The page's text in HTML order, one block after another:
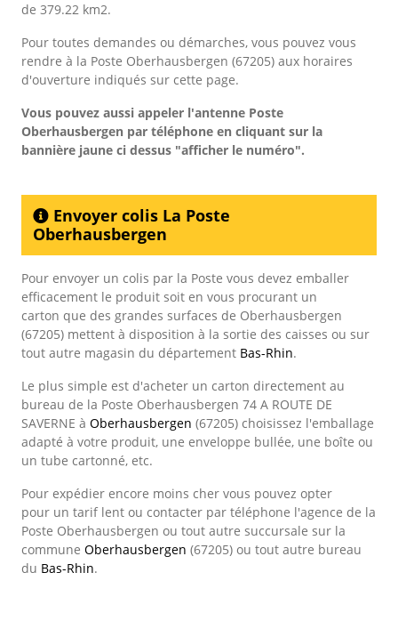
de 379.22 km2.
Pour toutes demandes ou démarches, vous pouvez vous
rendre à la Poste Oberhausbergen (67205) aux horaires
d'ouverture indiqués sur cette page.
Vous pouvez aussi appeler l'antenne Poste
Oberhausbergen par téléphone en cliquant sur la
bannière jaune ci dessus "afficher le numéro".
Envoyer colis La Poste
Oberhausbergen
Pour envoyer un colis par la Poste vous devez emballer
efficacement le produit soit en vous procurant un
carton que des grandes surfaces de Oberhausbergen
(67205) mettent à disposition à la sortie des caisses ou sur
tout autre magasin du département Bas-Rhin.
Le plus simple est d'acheter un carton directement au
bureau de la Poste Oberhausbergen 74 A ROUTE DE
SAVERNE à Oberhausbergen (67205) choisissez l'emballage
adapté à votre produit, une enveloppe bullée, une boîte ou
un tube cartonné, etc.
Pour expédier encore moins cher vous pouvez opter
pour un tarif lent ou contacter par téléphone l'agence de la
Poste Oberhausbergen ou tout autre succursale sur la
commune Oberhausbergen (67205) ou tout autre bureau
du Bas-Rhin.